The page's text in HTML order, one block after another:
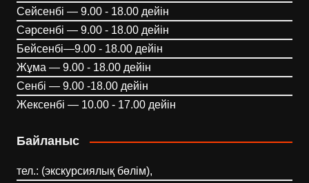
Сейсенбі — 9.00 - 18.00 дейін
Сәрсенбі — 9.00 - 18.00 дейін
Бейсенбі—9.00 - 18.00 дейін
Жұма — 9.00 - 18.00 дейін
Сенбі — 9.00 -18.00 дейін
Жексенбі — 10.00 - 17.00 дейін
Байланыс
тел.: (экскурсиялық бөлім),